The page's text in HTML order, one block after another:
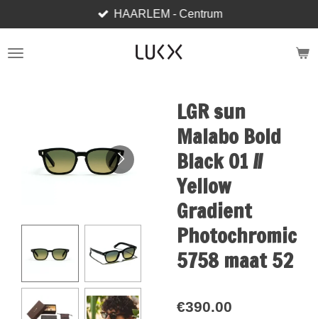
to
main
HAARLEM - Centrum
LGR sun
Malabo Bold
Black 01 //
Yellow
Gradient
Photochromic
5758 maat 52
€390.00